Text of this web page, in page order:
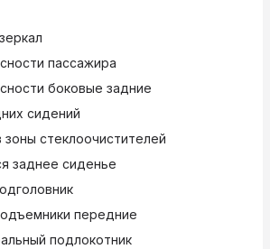
пассажира
боковые задние
сидений
стеклоочистителей
заднее сиденье
передние
подлокотник